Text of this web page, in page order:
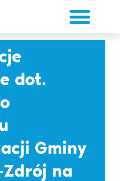
dot.
Gminy
na
narzędzi